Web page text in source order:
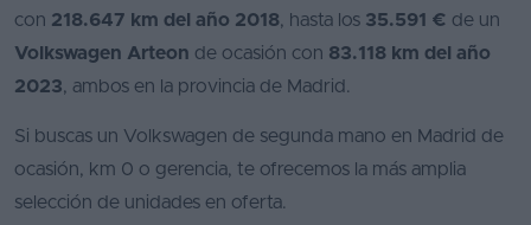
con 218.647 km del año 2018, hasta los 35.591 € de un
Volkswagen Arteon de ocasión con 83.118 km del año
2023, ambos en la provincia de Madrid.
Si buscas un Volkswagen de segunda mano en Madrid de
ocasión, km 0 o gerencia, te ofrecemos la más amplia
selección de unidades en oferta.